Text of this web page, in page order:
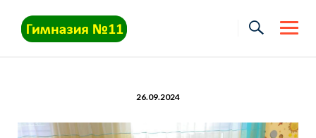
content
26.09.2024